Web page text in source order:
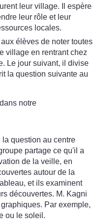
leur village. Il espère
leur rôle et leur
locales.
élèves de noter toutes
village en rentrant chez
Le jour suivant, il divise
la question suivante au
notre
question au centre
partage ce qu'il a
de la veille, en
autour de la
et ils examinent
découvertes. M. Kagni
Par exemple,
ou le soleil.